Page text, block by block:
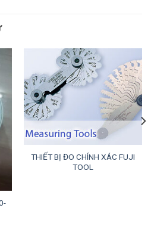
THIẾT BỊ ĐO CHÍNH XÁC FUJI
TOOL